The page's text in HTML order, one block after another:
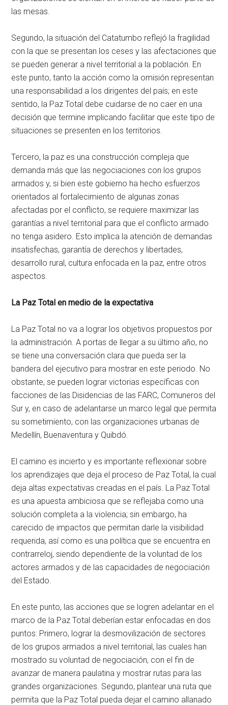
las mesas.
Segundo, la situación del Catatumbo reflejó la fragilidad
con la que se presentan los ceses y las afectaciones que
se pueden generar a nivel territorial a la población. En
este punto, tanto la acción como la omisión representan
una responsabilidad a los dirigentes del país; en este
sentido, la Paz Total debe cuidarse de no caer en una
decisión que termine implicando facilitar que este tipo de
situaciones se presenten en los territorios.
Tercero, la paz es una construcción compleja que
demanda más que las negociaciones con los grupos
armados y, si bien este gobierno ha hecho esfuerzos
orientados al fortalecimiento de algunas zonas
afectadas por el conflicto, se requiere maximizar las
garantías a nivel territorial para que el conflicto armado
no tenga asidero. Esto implica la atención de demandas
insatisfechas, garantía de derechos y libertades,
desarrollo rural, cultura enfocada en la paz, entre otros
aspectos.
La Paz Total en medio de la expectativa
La Paz Total no va a lograr los objetivos propuestos por
la administración. A portas de llegar a su último año, no
se tiene una conversación clara que pueda ser la
bandera del ejecutivo para mostrar en este periodo. No
obstante, se pueden lograr victorias específicas con
facciones de las Disidencias de las FARC, Comuneros del
Sur y, en caso de adelantarse un marco legal que permita
su sometimiento, con las organizaciones urbanas de
Medellín, Buenaventura y Quibdó.
El camino es incierto y es importante reflexionar sobre
los aprendizajes que deja el proceso de Paz Total, la cual
deja altas expectativas creadas en el país. La Paz Total
es una apuesta ambiciosa que se reflejaba como una
solución completa a la violencia; sin embargo, ha
carecido de impactos que permitan darle la visibilidad
requerida, así como es una política que se encuentra en
contrarreloj, siendo dependiente de la voluntad de los
actores armados y de las capacidades de negociación
del Estado.
En este punto, las acciones que se logren adelantar en el
marco de la Paz Total deberían estar enfocadas en dos
puntos: Primero, lograr la desmovilización de sectores
de los grupos armados a nivel territorial, las cuales han
mostrado su voluntad de negociación, con el fin de
avanzar de manera paulatina y mostrar rutas para las
grandes organizaciones. Segundo, plantear una ruta que
permita que la Paz Total pueda dejar el camino allanado